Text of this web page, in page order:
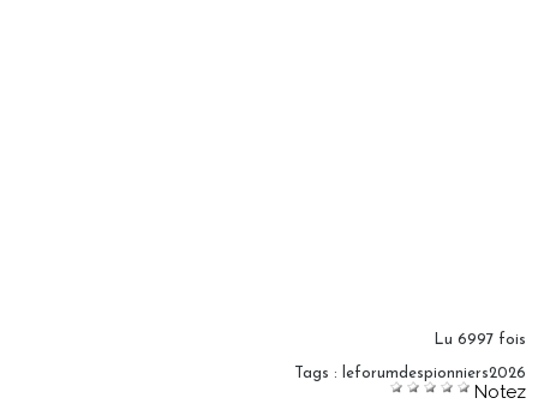
Lu 6997 fois
Tags : leforumdespionniers2026
Notez